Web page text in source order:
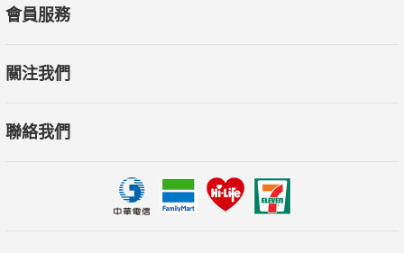
會員服務
關注我們
聯絡我們